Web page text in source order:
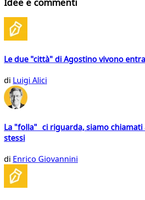
Le due "città" di Agostino vivono
di Luigi Alici
La "folla" ci riguarda, siamo
stessi
di Enrico Giovannini